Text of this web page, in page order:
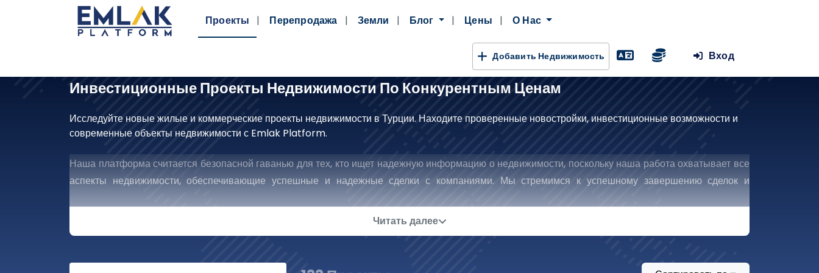
Проекты Перепродажа Земли Блог Цены О Нас
Добавить Недвижимость Вход
Инвестиционные Проекты Недвижимости По Конкурентным Ценам
Исследуйте новые жилые и коммерческие проекты недвижимости в Турции. Находите проверенные новостройки, инвестиционные возможности и
современные объекты недвижимости с Emlak Platform.
Наша платформа считается безопасной гаванью для тех, кто ищет надежную информацию о недвижимости, поскольку наша работа охватывает все
аспекты недвижимости, обеспечивающие успешные и надежные сделки с компаниями. Мы стремимся к успешному завершению сделок и
гарантированному получению комиссионных, что обеспечивает вам уверенность и спокойствие на каждом шагу в мире недвижимости.
Откройте Новые Горизонты В Мире Недвижимости С Нашей Ведущей
Читать далее